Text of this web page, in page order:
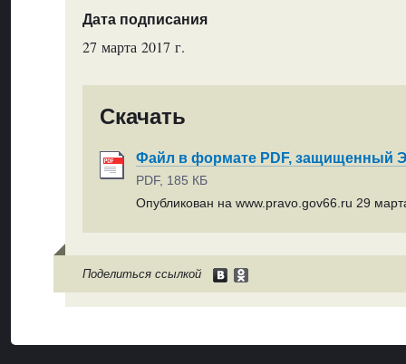
Дата подписания
27 марта 2017 г.
Скачать
Файл в формате PDF, защищенный
PDF, 185 КБ
Опубликован на www.pravo.gov66.ru 29
Поделиться ссылкой